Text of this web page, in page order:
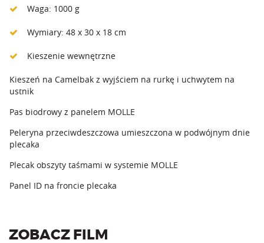
Waga: 1000 g
Wymiary: 48 x 30 x 18 cm
Kieszenie wewnętrzne
Kieszeń na Camelbak z wyjściem na rurkę i uchwytem na
ustnik
Pas biodrowy z panelem MOLLE
Peleryna przeciwdeszczowa umieszczona w podwójnym dnie
plecaka
Plecak obszyty taśmami w systemie MOLLE
Panel ID na froncie plecaka
ZOBACZ FILM